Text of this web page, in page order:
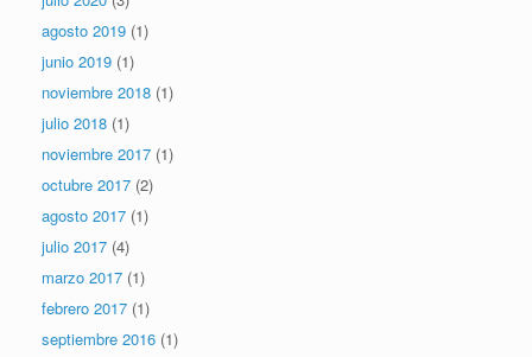
agosto 2019 (1)
junio 2019 (1)
noviembre 2018 (1)
julio 2018 (1)
noviembre 2017 (1)
octubre 2017 (2)
agosto 2017 (1)
julio 2017 (4)
marzo 2017 (1)
febrero 2017 (1)
septiembre 2016 (1)